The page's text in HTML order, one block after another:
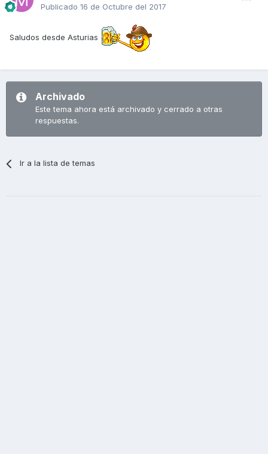
Publicado 16 de Octubre del 2017
Saludos desde Asturias
Archivado
Este tema ahora está archivado y cerrado a otras
respuestas.
Ir a la lista de temas